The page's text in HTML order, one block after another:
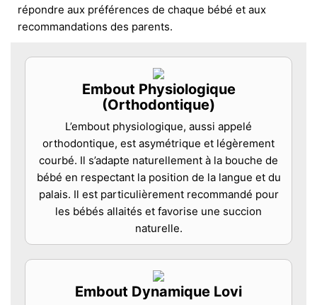
répondre aux préférences de chaque bébé et aux
recommandations des parents.
Embout Physiologique
(Orthodontique)
L’embout physiologique, aussi appelé
orthodontique, est asymétrique et légèrement
courbé. Il s’adapte naturellement à la bouche de
bébé en respectant la position de la langue et du
palais. Il est particulièrement recommandé pour
les bébés allaités et favorise une succion
naturelle.
Embout Dynamique Lovi